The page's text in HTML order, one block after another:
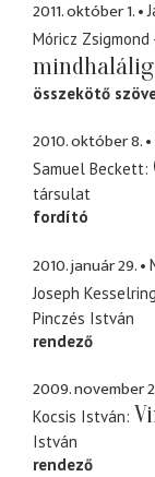
2011. október 1.
Móricz
mindhalálig
összekötő
2010. október 8.
Samuel Beckett
társulat
fordító
2010. január 29.
Joseph Kesselring
Pinczés István
rendező
2009. november
Kocsis István
István
rendező